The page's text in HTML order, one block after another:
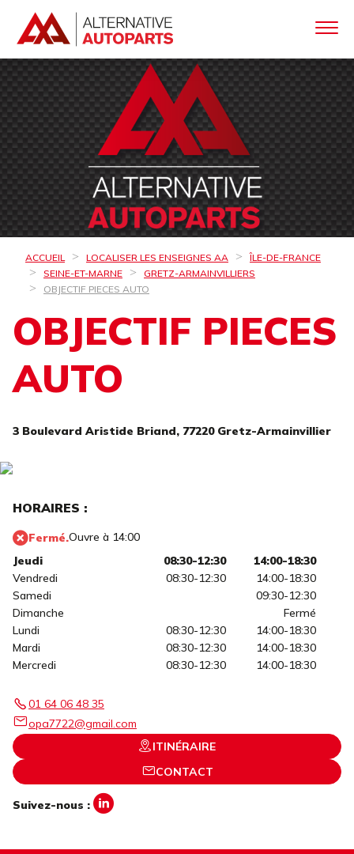
ACCUEIL LOCALISER LES ENSEIGNES AA
ÎLE-DE-FRANCE
SEINE-ET-MARNE
GRETZ-ARMAINVILLIERS
OBJECTIF PIECES AUTO
OBJECTIF PIECES
AUTO
3 Boulevard Aristide Briand, 77220 Gretz-Armainvillier
HORAIRES :
Fermé.Ouvre à 14:00
Jeudi
08:30-12:30
14:00-18:30
Vendredi
08:30-12:30
14:00-18:30
Samedi
09:30-12:30
Dimanche
Fermé
Lundi
08:30-12:30
14:00-18:30
Mardi
08:30-12:30
14:00-18:30
Mercredi
08:30-12:30 14:00-18:30
01 64 06 48 35
opa7722@gmail.com
ITINÉRAIRE
CONTACT
Suivez-nous :